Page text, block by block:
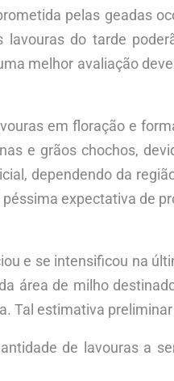
pelas geadas
do tarde
melhor avaliação
em floração e
e grãos chochos,
dependendo da
expectativa de
e se intensificou na
área de milho
Tal estimativa
de lavouras a